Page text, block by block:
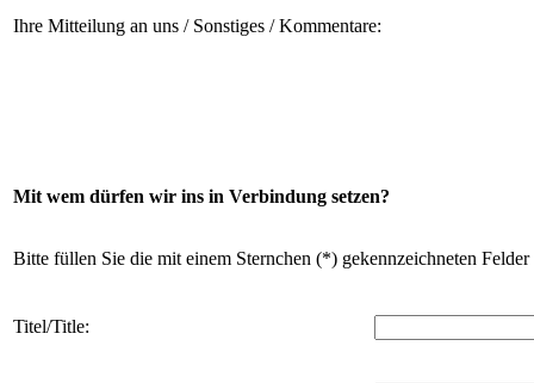
Ihre Mitteilung an uns / Sonstiges / Kommentare:
Mit wem dürfen wir ins in Verbindung setzen?
Bitte füllen Sie die mit einem Sternchen (*) gekennzeichneten
Titel/Title: